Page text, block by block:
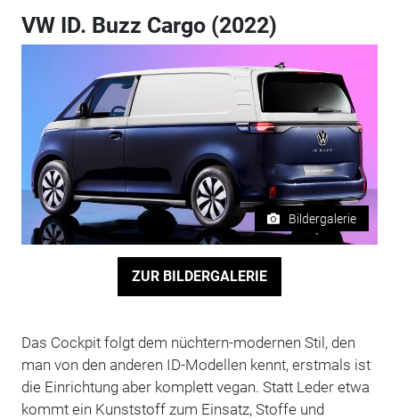
VW ID. Buzz Cargo (2022)
Bildergalerie
ZUR BILDERGALERIE
Das Cockpit folgt dem nüchtern-modernen Stil, den
man von den anderen ID-Modellen kennt, erstmals ist
die Einrichtung aber komplett vegan. Statt Leder etwa
kommt ein Kunststoff zum Einsatz, Stoffe und